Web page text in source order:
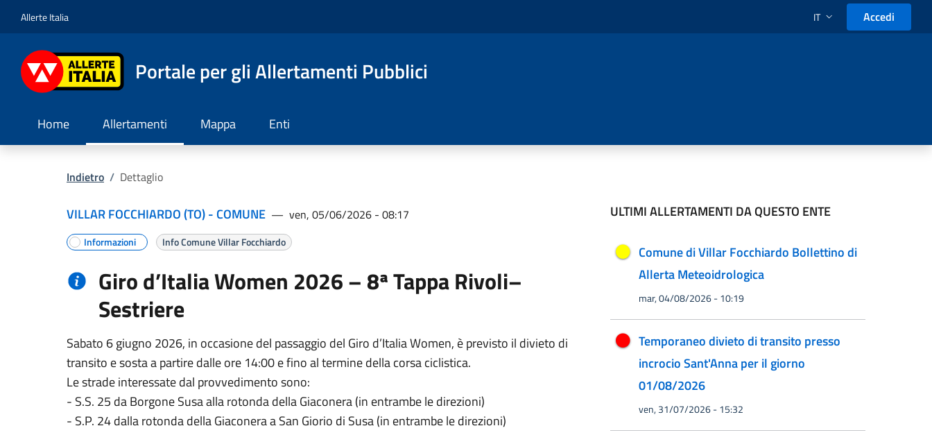
Allerte Italia SELEZIONE LINGUA: LINGUA
IT Accedi
Portale per gli Allertamenti Pubblici
Home Allertamenti Mappa Enti
Indietro / Dettaglio
VILLAR FOCCHIARDO (TO) - COMUNE — ven, 05/06/2026 - 08:17
Informazioni Info Comune Villar Focchiardo
Giro d’Italia Women 2026 – 8ª Tappa Rivoli–
Sestriere
Sabato 6 giugno 2026, in occasione del passaggio del Giro d’Italia Women, è previsto il divieto di
transito e sosta a partire dalle ore 14:00 e fino al termine della corsa ciclistica.
Le strade interessate dal provvedimento sono:
- S.S. 25 da Borgone Susa alla rotonda della Giaconera (in entrambe le direzioni)
- S.P. 24 dalla rotonda della Giaconera a San Giorio di Susa (in entrambe le direzioni)
ULTIMI ALLERTAMENTI DA QUESTO ENTE
Comune di Villar Focchiardo Bollettino di
Allerta Meteoidrologica
mar, 04/08/2026 - 10:19
Temporaneo divieto di transito presso
incrocio Sant'Anna per il giorno
01/08/2026
ven, 31/07/2026 - 15:32